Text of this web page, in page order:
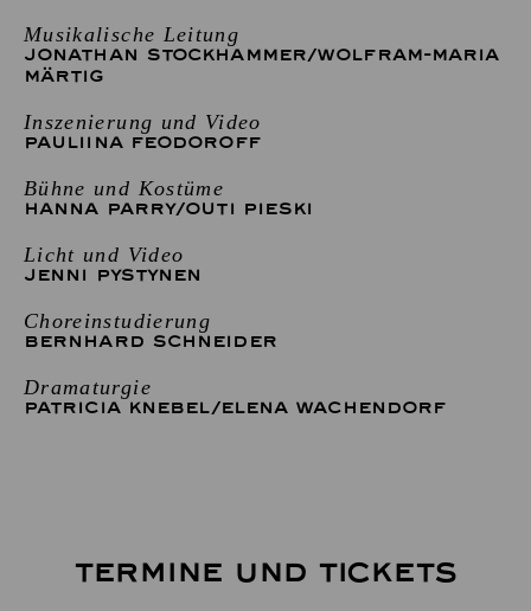
Musikalische Leitung
JONATHAN STOCKHAMMER/WOLFRAM-MARIA
MÄRTIG
Inszenierung und Video
PAULIINA FEODOROFF
Bühne und Kostüme
HANNA PARRY/OUTI PIESKI
Licht und Video
JENNI PYSTYNEN
Choreinstudierung
BERNHARD SCHNEIDER
Dramaturgie
PATRICIA KNEBEL/ELENA WACHENDORF
TERMINE UND TICKETS